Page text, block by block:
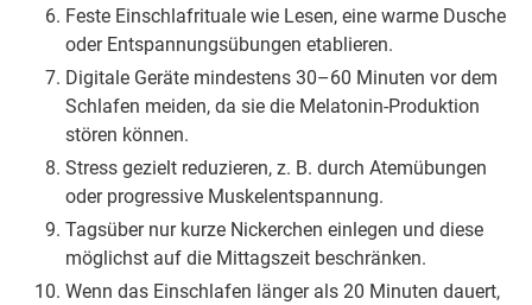
Feste Einschlafrituale wie Lesen, eine warme Dusche
oder Entspannungsübungen etablieren.
Digitale Geräte mindestens 30–60 Minuten vor dem
Schlafen meiden, da sie die Melatonin-Produktion
stören können.
Stress gezielt reduzieren, z. B. durch Atemübungen
oder progressive Muskelentspannung.
Tagsüber nur kurze Nickerchen einlegen und diese
möglichst auf die Mittagszeit beschränken.
Wenn das Einschlafen länger als 20 Minuten dauert,